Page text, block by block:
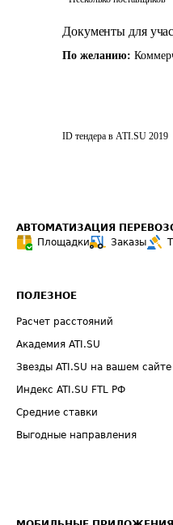
Документы для
По желанию:
ID тендера в ATI.SU 2019
АВТОМАТИЗАЦИЯ
Площадки
Заказы
ПОЛЕЗНОЕ
Расчет расстояний
Академия ATI.SU
Звезды ATI.SU на вашем сайте
Индекс ATI.SU FTL РФ
Средние ставки
Выгодные направления